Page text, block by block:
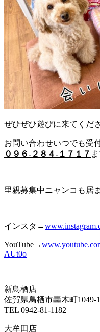
ぜひぜひ遊びに来てくだ
お問い合わせいつでも受
０９６-２８４-１７１７
里親募集中ニャンコも居
インスタ→
YouTube→
AUt0o
新鳥栖店
佐賀県鳥栖市轟木町1049-1
TEL 0942-81-1182
大牟田店